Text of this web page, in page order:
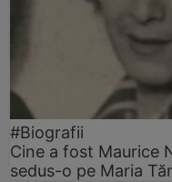
#Biografii
Cine a fost Maurice
sedus-o pe Maria